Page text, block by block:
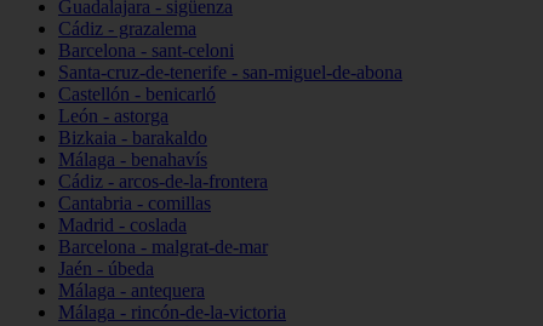
Guadalajara - sigüenza
Cádiz - grazalema
Barcelona - sant-celoni
Santa-cruz-de-tenerife - san-miguel-de-abona
Castellón - benicarló
León - astorga
Bizkaia - barakaldo
Málaga - benahavís
Cádiz - arcos-de-la-frontera
Cantabria - comillas
Madrid - coslada
Barcelona - malgrat-de-mar
Jaén - úbeda
Málaga - antequera
Málaga - rincón-de-la-victoria